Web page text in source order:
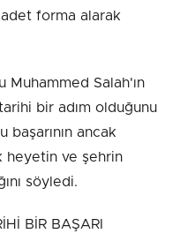
forma alarak
Muhammed Salah'ın
bir adım olduğunu
başarının ancak
heyetin ve şehrin
söyledi.
BİR BAŞARI